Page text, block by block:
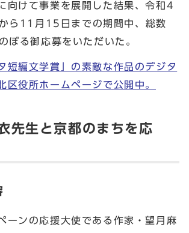
向けて事業を展開した結果、令和4
ら11月15日までの期間中、総数
ぼる御応募をいただいた。
短編文学賞」の素敵な作品のデジタ
区役所ホームページで公開中。
生と京都のまちを応
ーンの応援大使である作家・望月麻